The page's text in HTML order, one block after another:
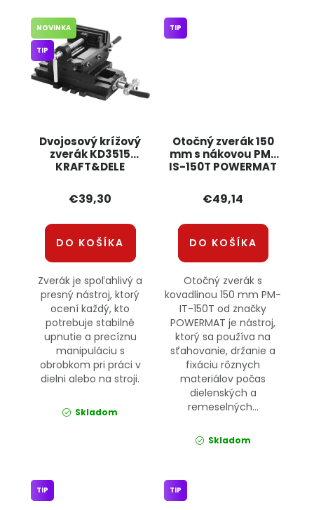
Dvojosový krížový
zverák KD3515
KRAFT&DELE
NOVINKA
TIP
€39,30
DO KOŠÍKA
Zverák je spoľahlivý a
presný nástroj, ktorý
ocení každý, kto
potrebuje stabilné
upnutie a precíznu
manipuláciu s
obrobkom pri práci v
dielni alebo na stroji.
Skladom
Otočný zverák 150
mm s nákovou PM-
IS-150T POWERMAT
TIP
€49,14
DO KOŠÍKA
Otočný zverák s
kovadlinou 150 mm PM-
IT-150T od značky
POWERMAT je nástroj,
ktorý sa používa na
sťahovanie, držanie a
fixáciu rôznych
materiálov počas
dielenských a
remeselných...
Skladom
TIP TIP